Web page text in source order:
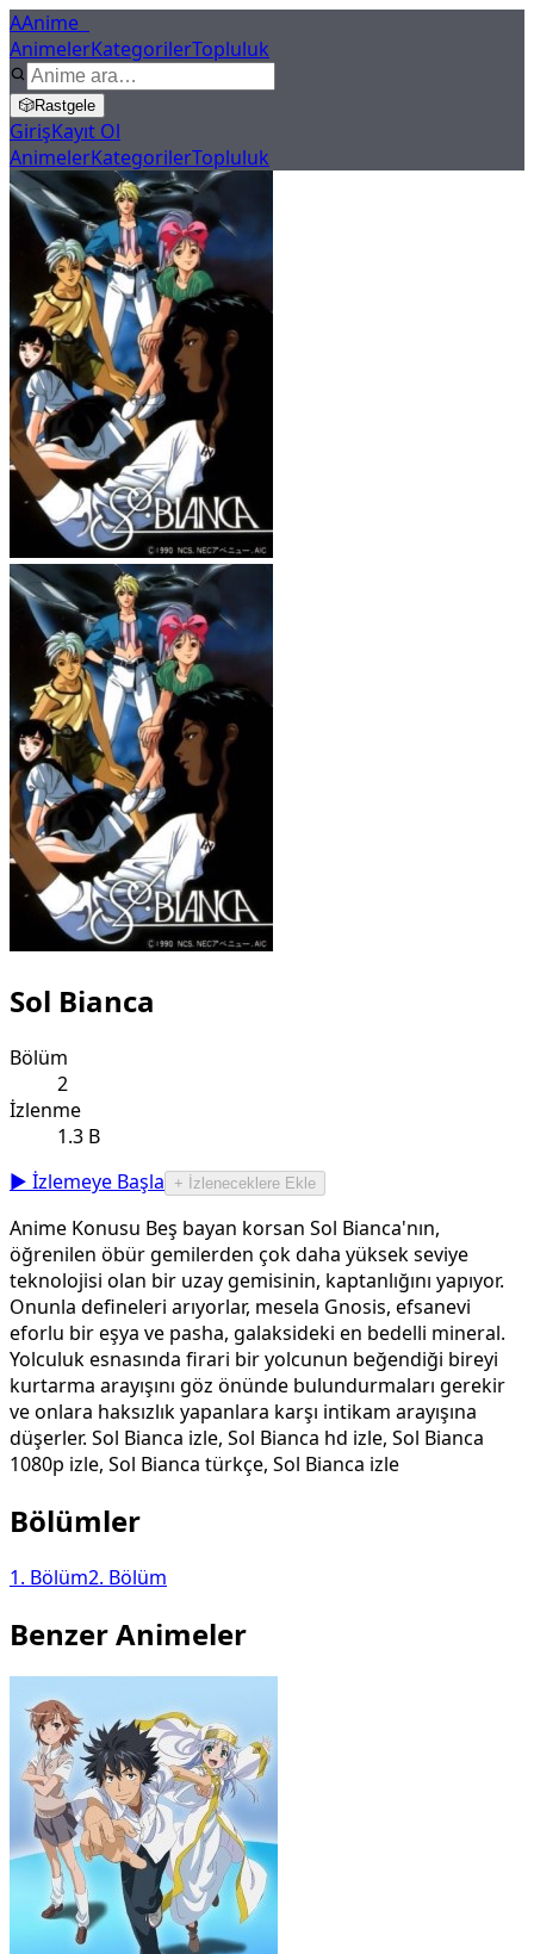
AAnime
AnimelerKategorilerTopluluk
🎲Rastgele
GirişKayıt Ol
AnimelerKategorilerTopluluk
Sol Bianca
Bölüm
2
İzlenme
1.3 B
▶ İzlemeye Başla
+ İzleneceklere Ekle
Anime Konusu Beş bayan korsan Sol Bianca'nın,
öğrenilen öbür gemilerden çok daha yüksek seviye
teknolojisi olan bir uzay gemisinin, kaptanlığını yapıyor.
Onunla defineleri arıyorlar, mesela Gnosis, efsanevi
eforlu bir eşya ve pasha, galaksideki en bedelli mineral.
Yolculuk esnasında firari bir yolcunun beğendiği bireyi
kurtarma arayışını göz önünde bulundurmaları gerekir
ve onlara haksızlık yapanlara karşı intikam arayışına
düşerler. Sol Bianca izle, Sol Bianca hd izle, Sol Bianca
1080p izle, Sol Bianca türkçe, Sol Bianca izle
Bölümler
1. Bölüm2. Bölüm
Benzer Animeler